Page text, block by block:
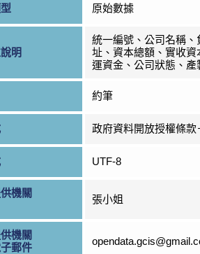
原始數據
明
統一編號、公司名稱、
址、資本總額、實收資
運資金、公司狀態、產
約筆
政府資料開放授權條款
UTF-8
機關
張小姐
機關
郵件